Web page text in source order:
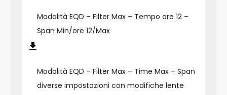
Modalità EQD – Filter Max – Tempo ore 12 –
Span Min/ore 12/Max
Modalità EQD – Filter Max – Time Max – Span
diverse impostazioni con modifiche lente